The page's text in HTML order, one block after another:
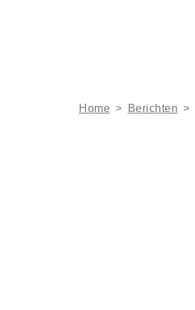
Home > Berichten >